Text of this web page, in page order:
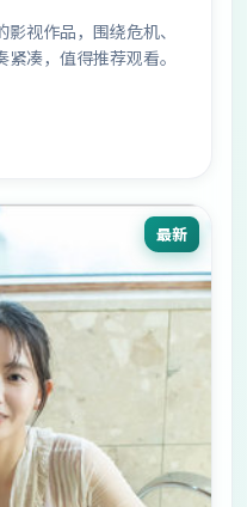
视作品，围绕危机、
凑，值得推荐观看。
最新